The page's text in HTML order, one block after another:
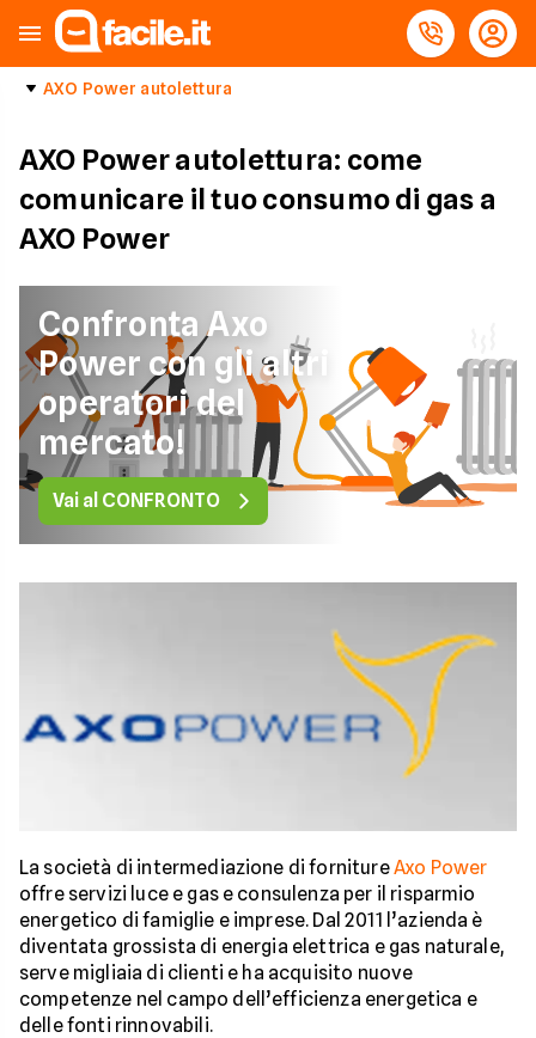
AXO Power autolettura
AXO Power autolettura: come
comunicare il tuo consumo di gas a
AXO Power
Confronta Axo
Power con gli altri
operatori del
mercato!
Vai al CONFRONTO
La società di intermediazione di fornitureAxo Power
offre servizi luce e gas e consulenza per il risparmio
energetico di famiglie e imprese. Dal 2011 l’azienda è
diventata grossista di energia elettrica e gas naturale,
serve migliaia di clienti e ha acquisito nuove
competenze nel campo dell’efficienza energetica e
delle fonti rinnovabili.